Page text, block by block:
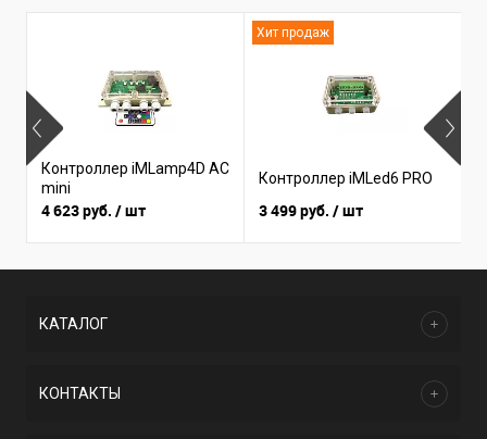
Контроллер iMLamp4D AC
mini
4 623 руб. / шт
Хит продаж
Контроллер iMLed6 PRO
3 499 руб. / шт
КАТАЛОГ
КОНТАКТЫ